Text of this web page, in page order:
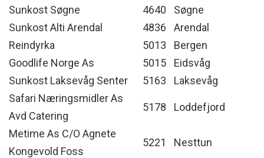
Sunkost Søgne
4640
Søgne
Sunkost Alti Arendal
4836
Arendal
Reindyrka
5013
Bergen
Goodlife Norge As
5015
Eidsvåg
Sunkost Laksevåg Senter
5163
Laksevåg
Safari Næringsmidler As
Avd Catering
5178 Loddefjord
Metime As C/O Agnete
Kongevold Foss
5221 Nesttun